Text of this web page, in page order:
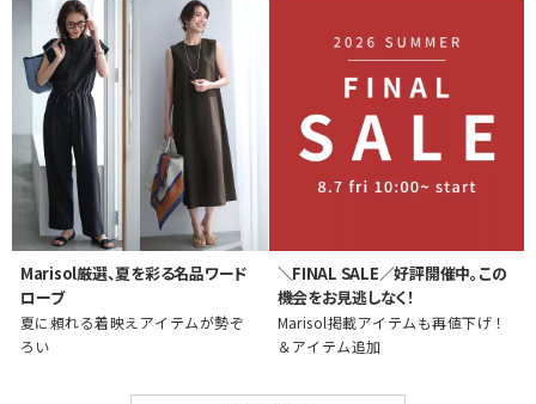
Marisol厳選、夏を彩る名品ワード
ローブ
夏に頼れる着映えアイテムが勢ぞ
ろい
＼FINAL SALE／好評開催中。この
機会をお見逃しなく！
Marisol掲載アイテムも再値下げ！
＆アイテム追加